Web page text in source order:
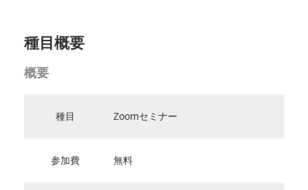
種目概要
概要
種目 Zoomセミナー
参加費 無料